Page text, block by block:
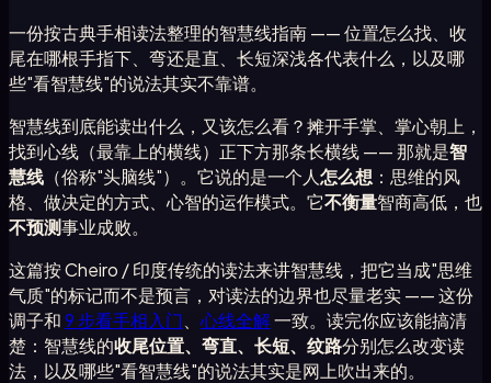
一份按古典手相读法整理的智慧线指南 —— 位置怎么找、收
尾在哪根手指下、弯还是直、长短深浅各代表什么，以及哪
些"看智慧线"的说法其实不靠谱。
智慧线到底能读出什么，又该怎么看？摊开手掌、掌心朝上，
找到心线（最靠上的横线）正下方那条长横线 —— 那就是智
慧线 （俗称"头脑线"）。它说的是一个人怎么想 ：思维的风
格、做决定的方式、心智的运作模式。它不衡量智商高低，也
不预测事业成败。
这篇按 Cheiro / 印度传统的读法来讲智慧线，把它当成"思维
气质"的标记而不是预言，对读法的边界也尽量老实 —— 这份
调子和9 步看手相入门 心线全解一致。读完你应该能搞清
楚：智慧线的收尾位置、弯直、长短、纹路分别怎么改变读
法，以及哪些"看智慧线"的说法其实是网上吹出来的。